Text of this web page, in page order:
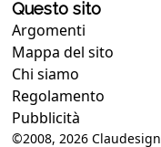
Questo sito
Argomenti
Mappa del sito
Chi siamo
Regolamento
Pubblicità
©2008, 2026 Claudesign